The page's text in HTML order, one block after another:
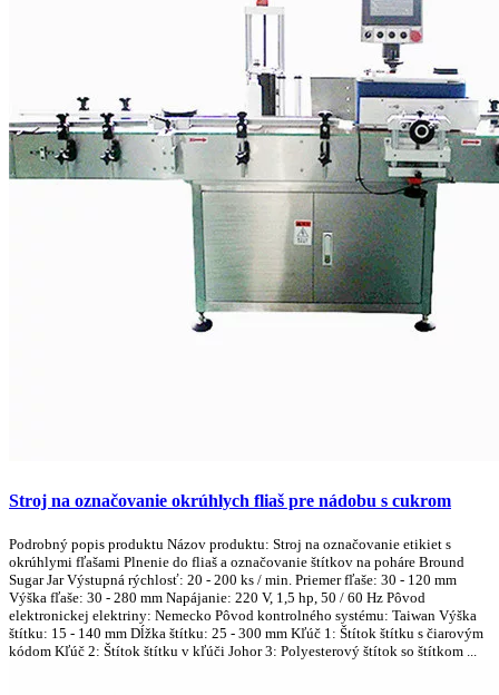
Stroj na označovanie okrúhlych fliaš pre nádobu s cukrom
Podrobný popis produktu Názov produktu: Stroj na označovanie etikiet s
okrúhlymi fľašami Plnenie do fliaš a označovanie štítkov na poháre Bround
Sugar Jar Výstupná rýchlosť: 20 - 200 ks / min. Priemer fľaše: 30 - 120 mm
Výška fľaše: 30 - 280 mm Napájanie: 220 V, 1,5 hp, 50 / 60 Hz Pôvod
elektronickej elektriny: Nemecko Pôvod kontrolného systému: Taiwan Výška
štítku: 15 - 140 mm Dĺžka štítku: 25 - 300 mm Kľúč 1: Štítok štítku s čiarovým
kódom Kľúč 2: Štítok štítku v kľúči Johor 3: Polyesterový štítok so štítkom ...